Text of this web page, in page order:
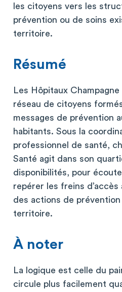
les citoyens vers les
prévention ou de soins
territoire.
Résumé
Les Hôpitaux
réseau de citoyens
messages de prévention
habitants. Sous la
professionnel de santé,
Santé agit dans son
disponibilités, pour
repérer les freins
des actions de
territoire.
À noter
La logique est celle du
circule plus facilement